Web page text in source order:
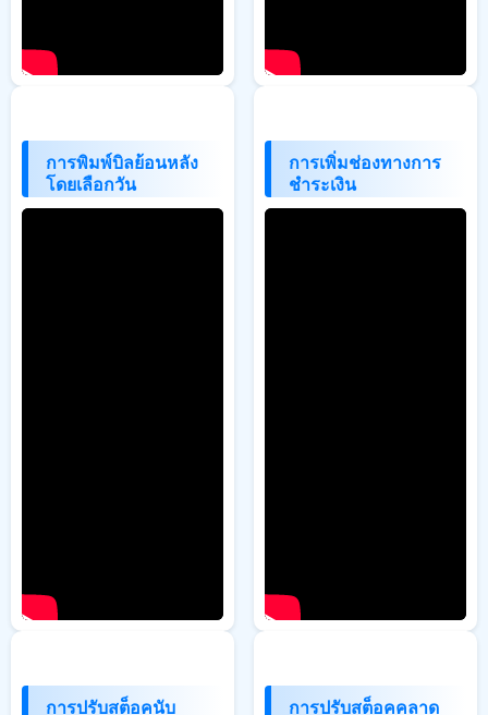
การพิมพ์บิลย้อนหลัง
โดยเลือกวัน
การเพิ่มช่องทางการ
ชำระเงิน
การปรับสต็อคนับ การปรับสต็อคคลาด